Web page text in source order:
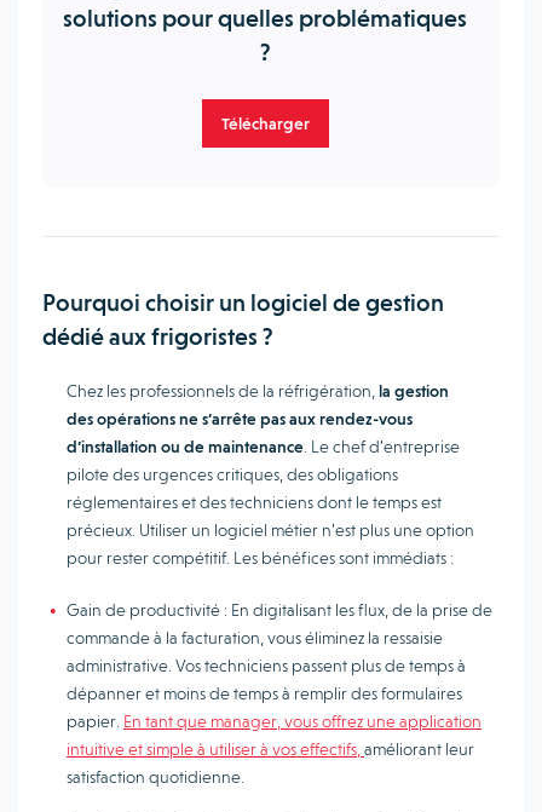
solutions pour quelles problématiques
?
Télécharger
Pourquoi choisir un logiciel de gestion
dédié aux frigoristes ?
Chez les professionnels de la réfrigération, la gestion
des opérations ne s’arrête pas aux rendez-vous
d’installation ou de maintenance . Le chef d’entreprise
pilote des urgences critiques, des obligations
réglementaires et des techniciens dont le temps est
précieux. Utiliser un logiciel métier n’est plus une option
pour rester compétitif. Les bénéfices sont immédiats :
Gain de productivité : En digitalisant les flux, de la prise de
commande à la facturation, vous éliminez la ressaisie
administrative. Vos techniciens passent plus de temps à
dépanner et moins de temps à remplir des formulaires
papier. En tant que manager, vous offrez une application
intuitive et simple à utiliser à vos effectifs, améliorant leur
satisfaction quotidienne.